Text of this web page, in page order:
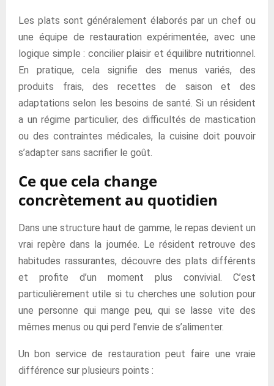
Les plats sont généralement élaborés par un chef ou
une équipe de restauration expérimentée, avec une
logique simple : concilier plaisir et équilibre nutritionnel.
En pratique, cela signifie des menus variés, des
produits frais, des recettes de saison et des
adaptations selon les besoins de santé. Si un résident
a un régime particulier, des difficultés de mastication
ou des contraintes médicales, la cuisine doit pouvoir
s’adapter sans sacrifier le goût.
Ce que cela change
concrètement au quotidien
Dans une structure haut de gamme, le repas devient un
vrai repère dans la journée. Le résident retrouve des
habitudes rassurantes, découvre des plats différents
et profite d’un moment plus convivial. C’est
particulièrement utile si tu cherches une solution pour
une personne qui mange peu, qui se lasse vite des
mêmes menus ou qui perd l’envie de s’alimenter.
Un bon service de restauration peut faire une vraie
différence sur plusieurs points :